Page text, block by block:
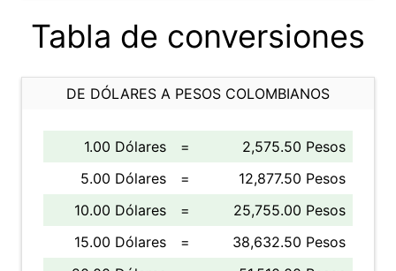
Tabla de conversiones
DE DÓLARES A PESOS COLOMBIANOS
1.00 Dólares =
2,575.50 Pesos
5.00 Dólares
=
12,877.50 Pesos
10.00 Dólares
=
25,755.00 Pesos
15.00 Dólares
=
38,632.50 Pesos